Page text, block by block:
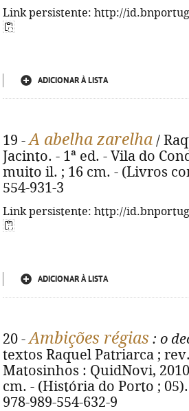
Link persistente: http://
ADICIONAR À LISTA
19 -A abelha zarelha /
Jacinto. - 1ª ed. - Vila do
muito il. ; 16 cm. - (Livros
554-931-3
Link persistente: http://
ADICIONAR À LISTA
20 -Ambições régias : o
textos Raquel Patriarca ;
Matosinhos : QuidNovi,
cm. - (História do Porto ;
978-989-554-632-9